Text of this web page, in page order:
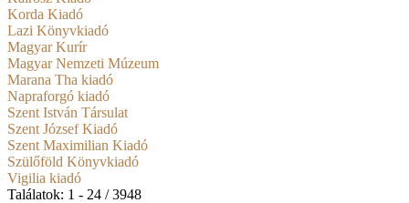
Korda Kiadó
Lazi Könyvkiadó
Magyar Kurír
Magyar Nemzeti Múzeum
Marana Tha kiadó
Napraforgó kiadó
Szent István Társulat
Szent József Kiadó
Szent Maximilian Kiadó
Szülőföld Könyvkiadó
Vigilia kiadó
Találatok: 1 - 24 / 3948